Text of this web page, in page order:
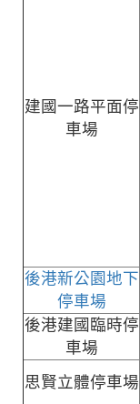
建國一路平面停
車場
後港新公園地下
停車場
後港建國臨時停
車場
思賢立體停車場